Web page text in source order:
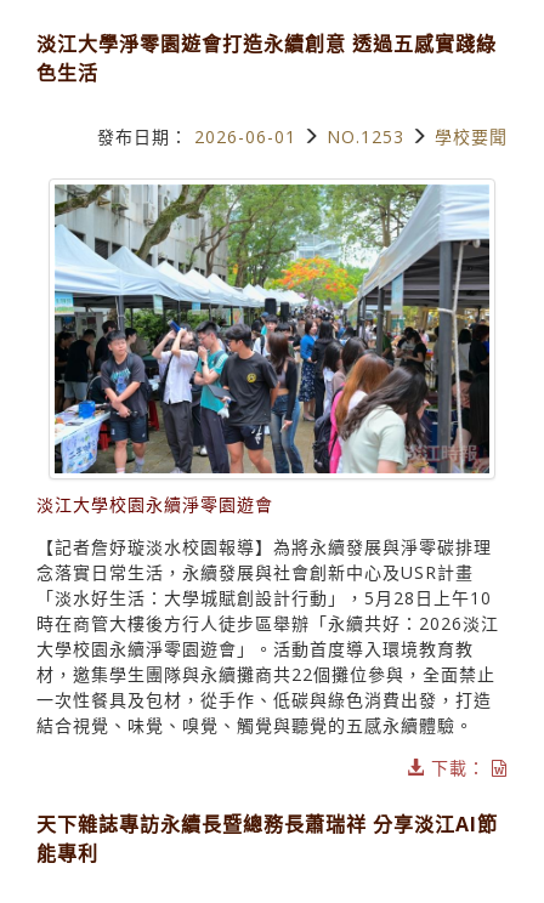
淡江大學淨零園遊會打造永續創意 透過五感實踐綠
色生活
發布日期： 2026-06-01 NO.1253 學校要聞
淡江大學校園永續淨零園遊會
【記者詹妤璇淡水校園報導】為將永續發展與淨零碳排理
念落實日常生活，永續發展與社會創新中心及USR計畫
「淡水好生活：大學城賦創設計行動」，5月28日上午10
時在商管大樓後方行人徒步區舉辦「永續共好：2026淡江
大學校園永續淨零園遊會」。活動首度導入環境教育教
材，邀集學生團隊與永續攤商共22個攤位參與，全面禁止
一次性餐具及包材，從手作、低碳與綠色消費出發，打造
結合視覺、味覺、嗅覺、觸覺與聽覺的五感永續體驗。
下載：
天下雜誌專訪永續長暨總務長蕭瑞祥 分享淡江AI節
能專利